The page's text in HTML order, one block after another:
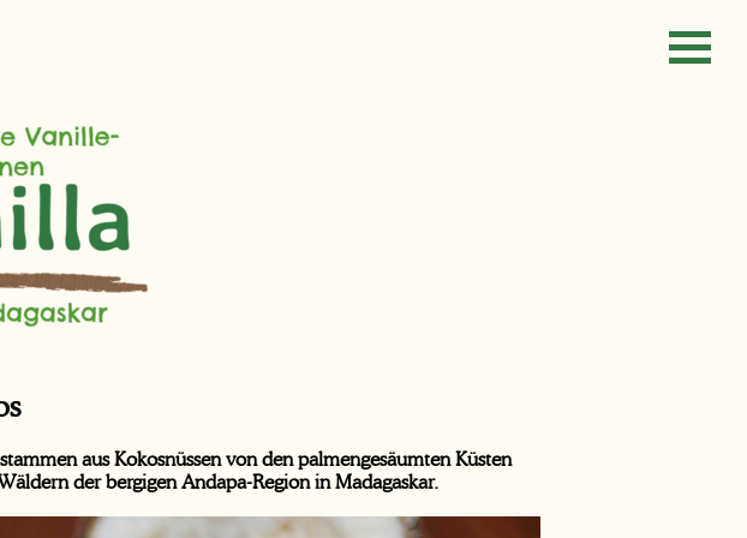
aus Kokosnüssen von den palmengesäumten Küsten
der bergigen Andapa-Region in Madagaskar.